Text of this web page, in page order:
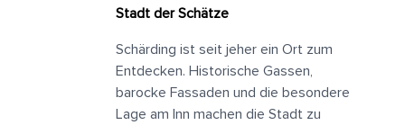
Stadt der Schätze
Schärding ist seit jeher ein Ort zum
Entdecken. Historische Gassen,
barocke Fassaden und die besondere
Lage am Inn machen die Stadt zu